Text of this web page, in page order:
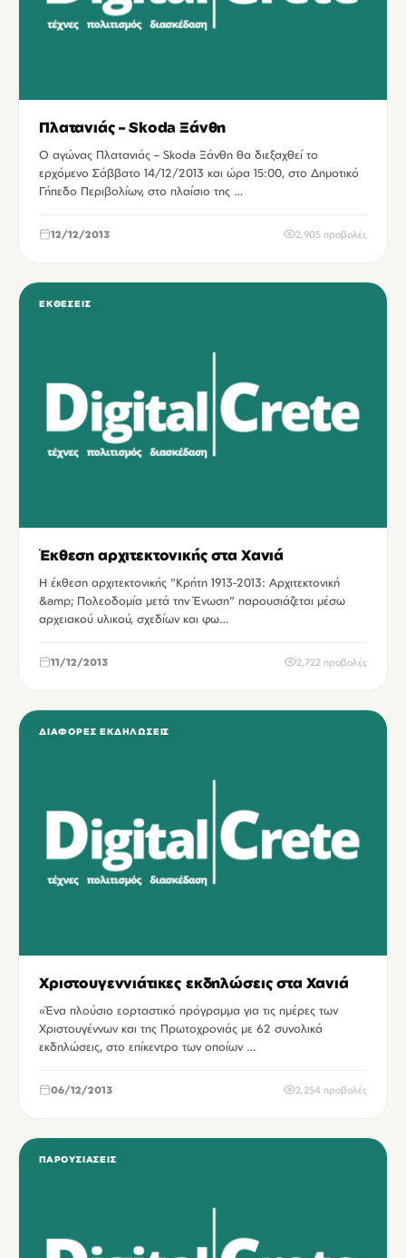
Πλατανιάς – Skoda Ξάνθη
Ο αγώνας Πλατανιάς – Skoda Ξάνθη θα διεξαχθεί το
ερχόμενο Σάββατο 14/12/2013 και ώρα 15:00, στο Δημοτικό
Γήπεδο Περιβολίων, στο πλαίσιο της …
12/12/2013 2,905 προβολές
ΕΚΘΈΣΕΙΣ
Έκθεση αρχιτεκτονικής στα Χανιά
Η έκθεση αρχιτεκτονικής "Κρήτη 1913-2013: Αρχιτεκτονική
&amp; Πολεοδομία μετά την Ένωση" παρουσιάζεται μέσω
αρχειακού υλικού, σχεδίων και φω…
11/12/2013 2,722 προβολές
ΔΙΆΦΟΡΕΣ ΕΚΔΗΛΏΣΕΙΣ
Χριστουγεννιάτικες εκδηλώσεις στα Χανιά
«Ένα πλούσιο εορταστικό πρόγραμμα για τις ημέρες των
Χριστουγέννων και της Πρωτοχρονιάς με 62 συνολικά
εκδηλώσεις, στο επίκεντρο των οποίων …
06/12/2013 2,254 προβολές
ΠΑΡΟΥΣΙΆΣΕΙΣ